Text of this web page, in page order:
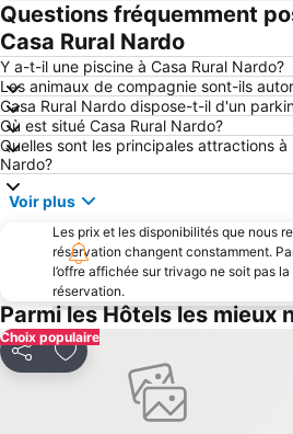
Jardin del Príncipe
Questions fréquemment
Casa Rural Nardo
Y a-t-il une piscine à Casa Rural Nardo?
Les animaux de compagnie sont-ils
Casa Rural Nardo dispose-t-il d'un
Où est situé Casa Rural Nardo?
Quelles sont les principales attractions
Nardo?
Voir plus
Les prix et les disponibilités que nous
réservation changent constamment.
l’offre affichée sur trivago ne soit pas
réservation.
Parmi les Hôtels les mieux
Choix populaire
PartagerAjouter à mes favoris